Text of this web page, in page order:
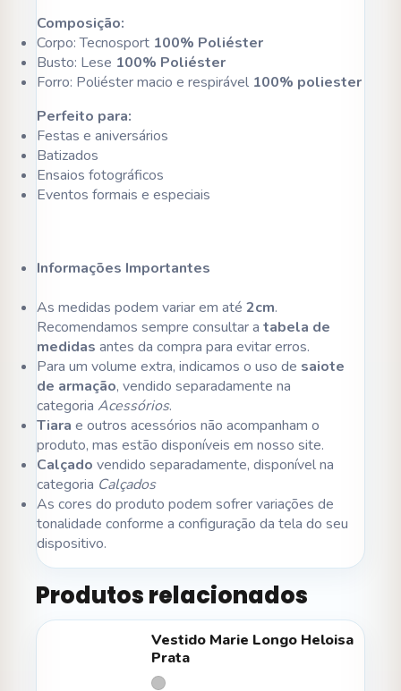
Composição:
Corpo: Tecnosport 100% Poliéster
Busto: Lese 100% Poliéster
Forro: Poliéster macio e respirável 100% poliester
Perfeito para:
Festas e aniversários
Batizados
Ensaios fotográficos
Eventos formais e especiais
Informações Importantes
As medidas podem variar em até 2cm.
Recomendamos sempre consultar a tabela de
medidas antes da compra para evitar erros.
Para um volume extra, indicamos o uso de saiote
de armação, vendido separadamente na
categoria Acessórios.
Tiara e outros acessórios não acompanham o
produto, mas estão disponíveis em nosso site.
Calçado vendido separadamente, disponível na
categoria Calçados
As cores do produto podem sofrer variações de
tonalidade conforme a configuração da tela do seu
dispositivo.
Produtos relacionados
Vestido Marie Longo Heloisa
Prata